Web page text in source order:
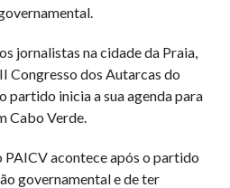
jornalistas na cidade da Praia,
Congresso dos Autarcas do
partido inicia a sua agenda para
Cabo Verde.
PAICV acontece após o partido
governamental e de ter